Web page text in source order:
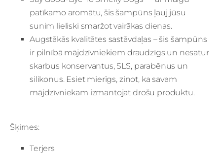
patīkamo aromātu, šis šampūns ļauj jūsu
sunim lieliski smaržot vairākas dienas.
Augstākās kvalitātes sastāvdaļas – šis šampūns
ir pilnībā mājdzīvniekiem draudzīgs un nesatur
skarbus konservantus, SLS, parabēnus un
silikonus. Esiet mierīgs, zinot, ka savam
mājdzīvniekam izmantojat drošu produktu.
Šķirnes:
Terjers